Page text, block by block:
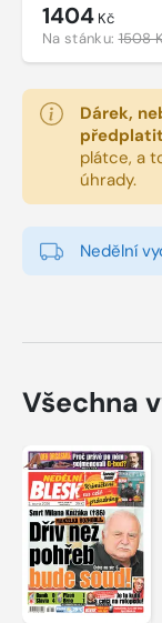
1404 Kč
Na stánku:1508
Dárek,
plátce, a
úhrady.
Nedělní
Všechna